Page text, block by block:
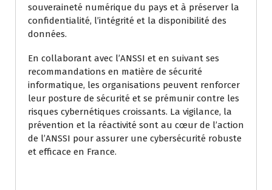
souveraineté numérique du pays et à préserver la
confidentialité, l’intégrité et la disponibilité des
données.
En collaborant avec l’ANSSI et en suivant ses
recommandations en matière de sécurité
informatique, les organisations peuvent renforcer
leur posture de sécurité et se prémunir contre les
risques cybernétiques croissants. La vigilance, la
prévention et la réactivité sont au cœur de l’action
de l’ANSSI pour assurer une cybersécurité robuste
et efficace en France.